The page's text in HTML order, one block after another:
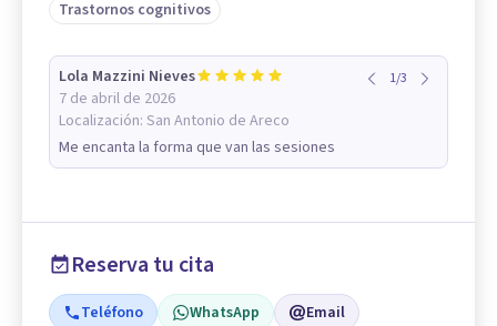
Trastornos cognitivos
Lola Mazzini Nieves
7 de abril de 2026
Localización: San Antonio de Areco
1/3
Me encanta la forma que van las sesiones
Reserva tu cita
Teléfono WhatsApp Email